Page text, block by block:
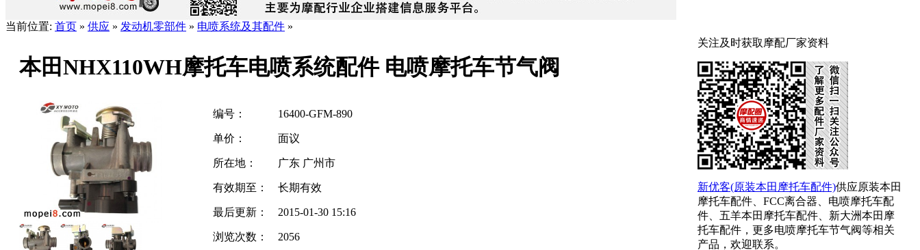
当前位置: 首页 » 供应 » 发动机零部件 » 电喷系统及其配件 »
本田NHX110WH摩托车电喷系统配件 电喷摩托车节气阀
编号： 16400-GFM-890
单价： 面议
所在地： 广东 广州市
有效期至： 长期有效
最后更新： 2015-01-30 15:16
浏览次数： 2056
关注及时获取摩配厂家资料
新优客(原装本田摩托车配件)供应原装本田
摩托车配件、FCC离合器、电喷摩托车配
件、五羊本田摩托车配件、新大洲本田摩
托车配件，更多电喷摩托车节气阀等相关
产品，欢迎联系。